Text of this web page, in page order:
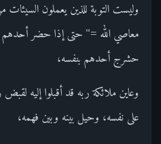
وليست التوبة للذين يعملون السيئات
معاصي الله =" حتى إذا حضر أحدهم
حشرج أحدهم بنفسه،
وعاين ملائكة ربه قد أقبلوا إليه
على نفسه، وحيل بينه وبين فهمه،